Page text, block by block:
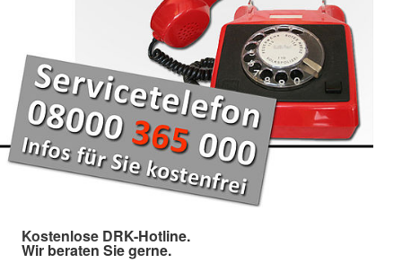
Kostenlose DRK-Hotline.
Wir beraten Sie gerne.